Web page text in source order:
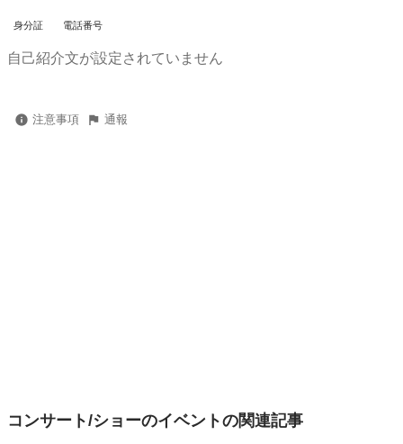
身分証 電話番号
自己紹介文が設定されていません
注意事項 通報
コンサート/ショーのイベントの関連記事